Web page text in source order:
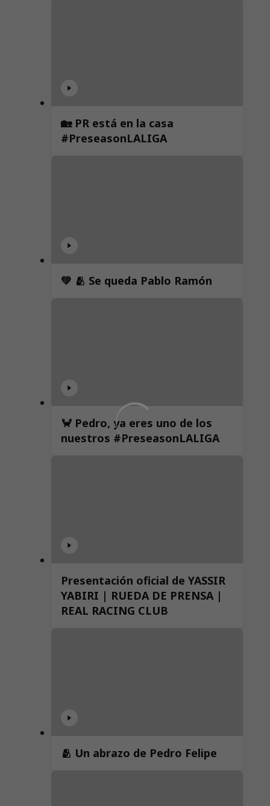
🏡 PR está en la casa
#PreseasonLALIGA
💚 🫂 Se queda Pablo Ramón
🦀 Pedro, ya eres uno de los
nuestros #PreseasonLALIGA
Presentación oficial de YASSIR
YABIRI | RUEDA DE PRENSA |
REAL RACING CLUB
🫂 Un abrazo de Pedro Felipe